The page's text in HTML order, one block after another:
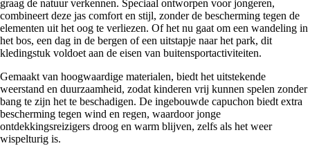
graag de natuur verkennen. Speciaal ontworpen voor jongeren,
combineert deze jas comfort en stijl, zonder de bescherming tegen de
elementen uit het oog te verliezen. Of het nu gaat om een wandeling in
het bos, een dag in de bergen of een uitstapje naar het park, dit
kledingstuk voldoet aan de eisen van buitensportactiviteiten.
Gemaakt van hoogwaardige materialen, biedt het uitstekende
weerstand en duurzaamheid, zodat kinderen vrij kunnen spelen zonder
bang te zijn het te beschadigen. De ingebouwde capuchon biedt extra
bescherming tegen wind en regen, waardoor jonge
ontdekkingsreizigers droog en warm blijven, zelfs als het weer
wispelturig is.